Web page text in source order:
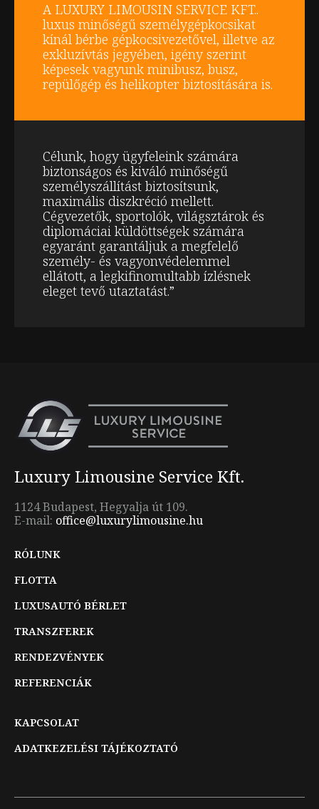
A LUXURY LIMOUSIN SERVICE KFT..
luxus minőségű személygépkocsikat
kínál bérbe gépkocsivezetővel, illetve az
exkluzívtás jegyében, igény szerint
képesek vagyunk minibusz, busz,
repülőgép és helikopter biztosítására is.
Célunk, hogy ügyfeleink számára
biztonságos és kiváló minőségű
személyszállítást biztosítsunk,
maximális diszkréció mellett.
Cégvezetők, sportolók, világsztárok és
diplomáciai küldöttségek számára
egyaránt garantáljuk a megfelelő
személy- és vagyonvédelemmel
ellátott, a legkifinomultabb ízlésnek
eleget tevő utaztatást.”
Luxury Limousine Service Kft.
1124 Budapest, Hegyalja út 109.
E-mail: office@luxurylimousine.hu
RÓLUNK
FLOTTA
LUXUSAUTÓ BÉRLET
TRANSZFEREK
RENDEZVÉNYEK
REFERENCIÁK
KAPCSOLAT
ADATKEZELÉSI TÁJÉKOZTATÓ